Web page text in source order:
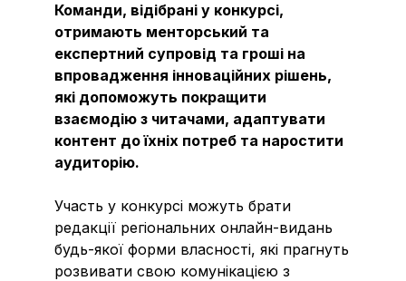
Команди, відібрані у конкурсі,
отримають менторський та
експертний супровід та гроші на
впровадження інноваційних рішень,
які допоможуть покращити
взаємодію з читачами, адаптувати
контент до їхніх потреб та наростити
аудиторію.
Участь у конкурсі можуть брати
редакції регіональних онлайн-видань
будь-якої форми власності, які прагнуть
розвивати свою комунікацією з